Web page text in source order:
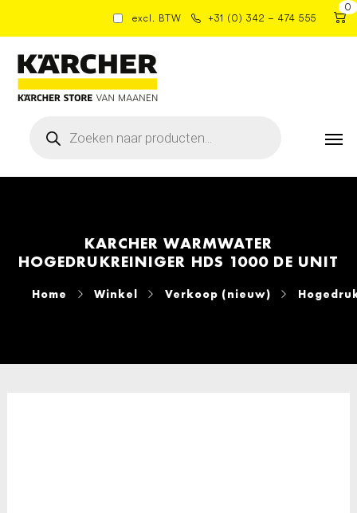
excl. BTW +31 (0) 342 – 474 555
0
zoeken
KARCHER WARMWATER
HOGEDRUKREINIGER HDS 1000 DE UNIT
Home Winkel Verkoop (nieuw)